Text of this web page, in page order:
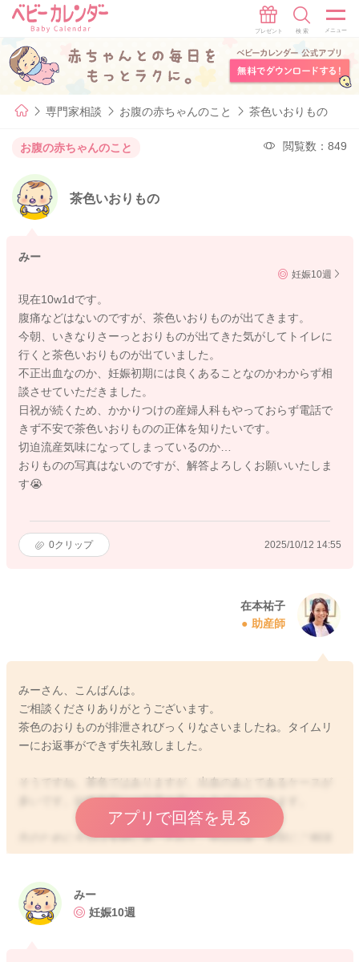
専門家相談 お腹の赤ちゃんのこと 茶色いおりもの
お腹の赤ちゃんのこと 閲覧数：849
茶色いおりもの
みー
妊娠10週
現在10w1dです。
腹痛などはないのですが、茶色いおりものが出てきます。
今朝、いきなりさーっとおりものが出てきた気がしてトイレに
行くと茶色いおりものが出ていました。
不正出血なのか、妊娠初期には良くあることなのかわからず相
談させていただきました。
日祝が続くため、かかりつけの産婦人科もやっておらず電話で
きず不安で茶色いおりものの正体を知りたいです。
切迫流産気味になってしまっているのか…
おりものの写真はないのですが、解答よろしくお願いいたしま
す😭
0クリップ 2025/10/12 14:55
在本祐子
助産師
みーさん、こんばんは。
ご相談くださりありがとうございます。
茶色のおりものが排泄されびっくりなさいましたね。タイムリ
ーにお返事ができず失礼致しました。
そうですね、茶色ではありますが、出血のあとであるケースが
多いです。妊娠初期には頻度の高いトラブルになります。
念のために今日は安静に過ごされて、明日以降、産院にご相談
なされた方が安心です。
アプリで回答を見る
みー
妊娠10週